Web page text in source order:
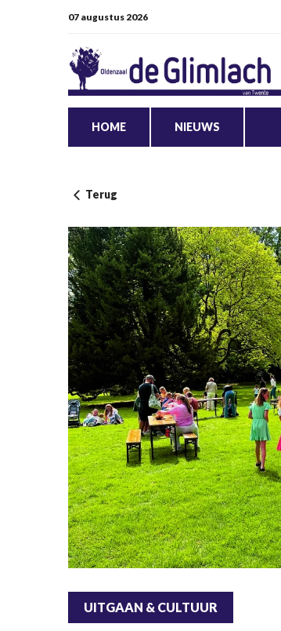
07 augustus 2026
HOME NIEUWS
Terug
UITGAAN & CULTUUR